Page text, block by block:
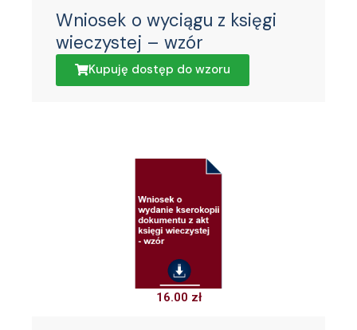
Wniosek o wyciągu z księgi
wieczystej – wzór
Kupuję dostęp do wzoru
16.00 zł